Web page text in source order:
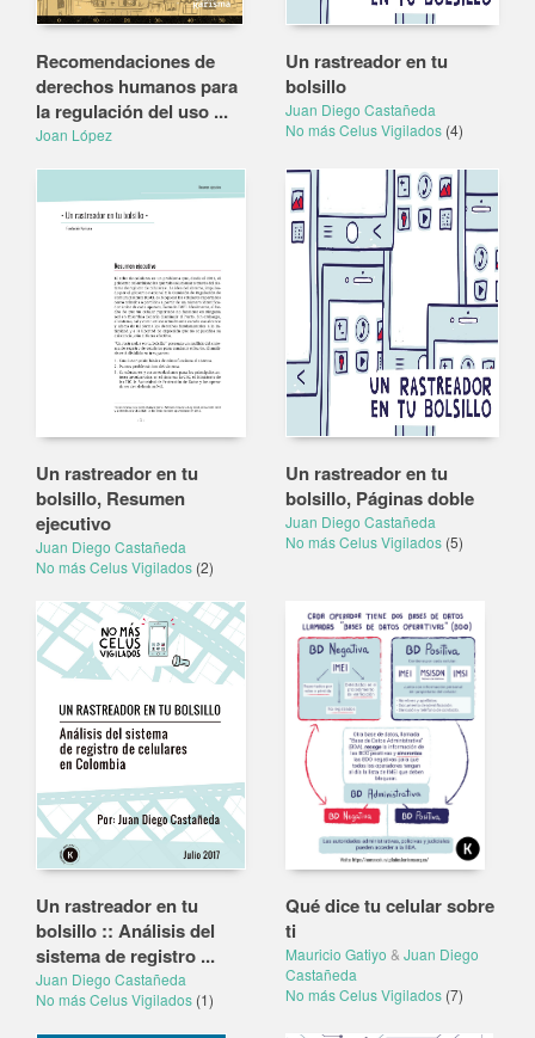
Recomendaciones de
derechos humanos para
la regulación del uso ...
Joan López
Un rastreador en tu
bolsillo
Juan Diego Castañeda
No más Celus Vigilados (4)
Un rastreador en tu
bolsillo, Resumen
ejecutivo
Juan Diego Castañeda
No más Celus Vigilados (2)
Un rastreador en tu
bolsillo, Páginas doble
Juan Diego Castañeda
No más Celus Vigilados (5)
Un rastreador en tu
bolsillo :: Análisis del
sistema de registro ...
Juan Diego Castañeda
No más Celus Vigilados (1)
Qué dice tu celular sobre
ti
Mauricio Gatiyo & Juan Diego
Castañeda
No más Celus Vigilados (7)